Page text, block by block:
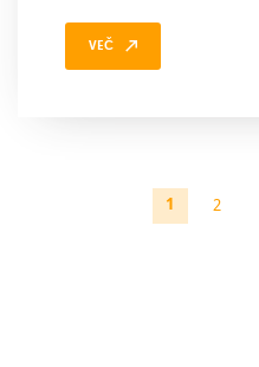
VEČ
1 2